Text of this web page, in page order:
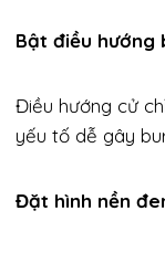
Bật điều hướng
Điều hướng cử
yếu tố dễ gây
Đặt hình nền